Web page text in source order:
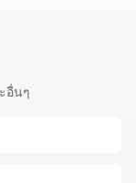
อื่นๆ